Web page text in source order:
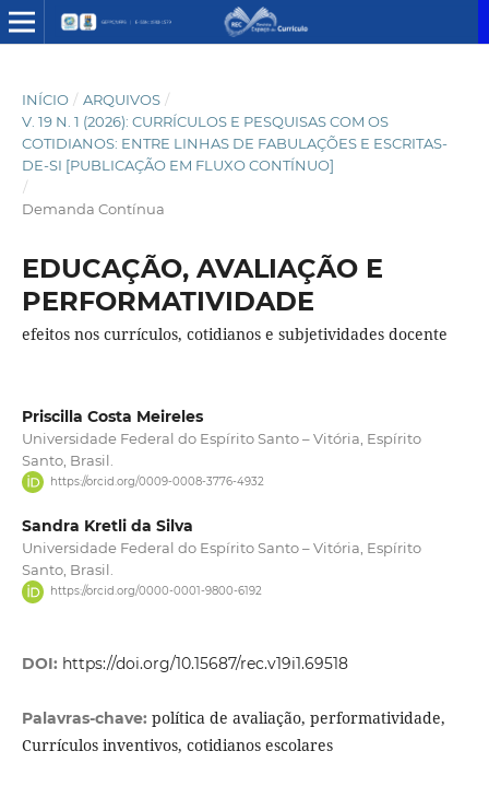
INÍCIO / ARQUIVOS /
V. 19 N. 1 (2026): CURRÍCULOS E PESQUISAS COM OS
COTIDIANOS: ENTRE LINHAS DE FABULAÇÕES E ESCRITAS-
DE-SI [PUBLICAÇÃO EM FLUXO CONTÍNUO]
/
Demanda Contínua
EDUCAÇÃO, AVALIAÇÃO E
PERFORMATIVIDADE
efeitos nos currículos, cotidianos e subjetividades docente
Priscilla Costa Meireles
Universidade Federal do Espírito Santo – Vitória, Espírito
Santo, Brasil.
https://orcid.org/0009-0008-3776-4932
Sandra Kretli da Silva
Universidade Federal do Espírito Santo – Vitória, Espírito
Santo, Brasil.
https://orcid.org/0000-0001-9800-6192
DOI: https://doi.org/10.15687/rec.v19i1.69518
Palavras-chave: política de avaliação, performatividade,
Currículos inventivos, cotidianos escolares